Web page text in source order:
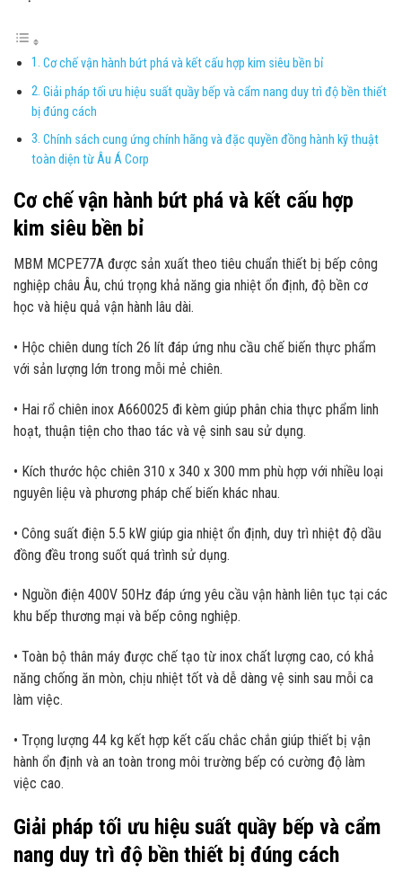
Cơ chế vận hành bứt phá và kết cấu hợp kim siêu bền bỉ
Giải pháp tối ưu hiệu suất quầy bếp và cẩm nang duy trì độ bền thiết
bị đúng cách
Chính sách cung ứng chính hãng và đặc quyền đồng hành kỹ thuật
toàn diện từ Âu Á Corp
Cơ chế vận hành bứt phá và kết cấu hợp
kim siêu bền bỉ
MBM MCPE77A được sản xuất theo tiêu chuẩn thiết bị bếp công
nghiệp châu Âu, chú trọng khả năng gia nhiệt ổn định, độ bền cơ
học và hiệu quả vận hành lâu dài.
• Hộc chiên dung tích 26 lít đáp ứng nhu cầu chế biến thực phẩm
với sản lượng lớn trong mỗi mẻ chiên.
• Hai rổ chiên inox A660025 đi kèm giúp phân chia thực phẩm linh
hoạt, thuận tiện cho thao tác và vệ sinh sau sử dụng.
• Kích thước hộc chiên 310 x 340 x 300 mm phù hợp với nhiều loại
nguyên liệu và phương pháp chế biến khác nhau.
• Công suất điện 5.5 kW giúp gia nhiệt ổn định, duy trì nhiệt độ dầu
đồng đều trong suốt quá trình sử dụng.
• Nguồn điện 400V 50Hz đáp ứng yêu cầu vận hành liên tục tại các
khu bếp thương mại và bếp công nghiệp.
• Toàn bộ thân máy được chế tạo từ inox chất lượng cao, có khả
năng chống ăn mòn, chịu nhiệt tốt và dễ dàng vệ sinh sau mỗi ca
làm việc.
• Trọng lượng 44 kg kết hợp kết cấu chắc chắn giúp thiết bị vận
hành ổn định và an toàn trong môi trường bếp có cường độ làm
việc cao.
Giải pháp tối ưu hiệu suất quầy bếp và cẩm
nang duy trì độ bền thiết bị đúng cách